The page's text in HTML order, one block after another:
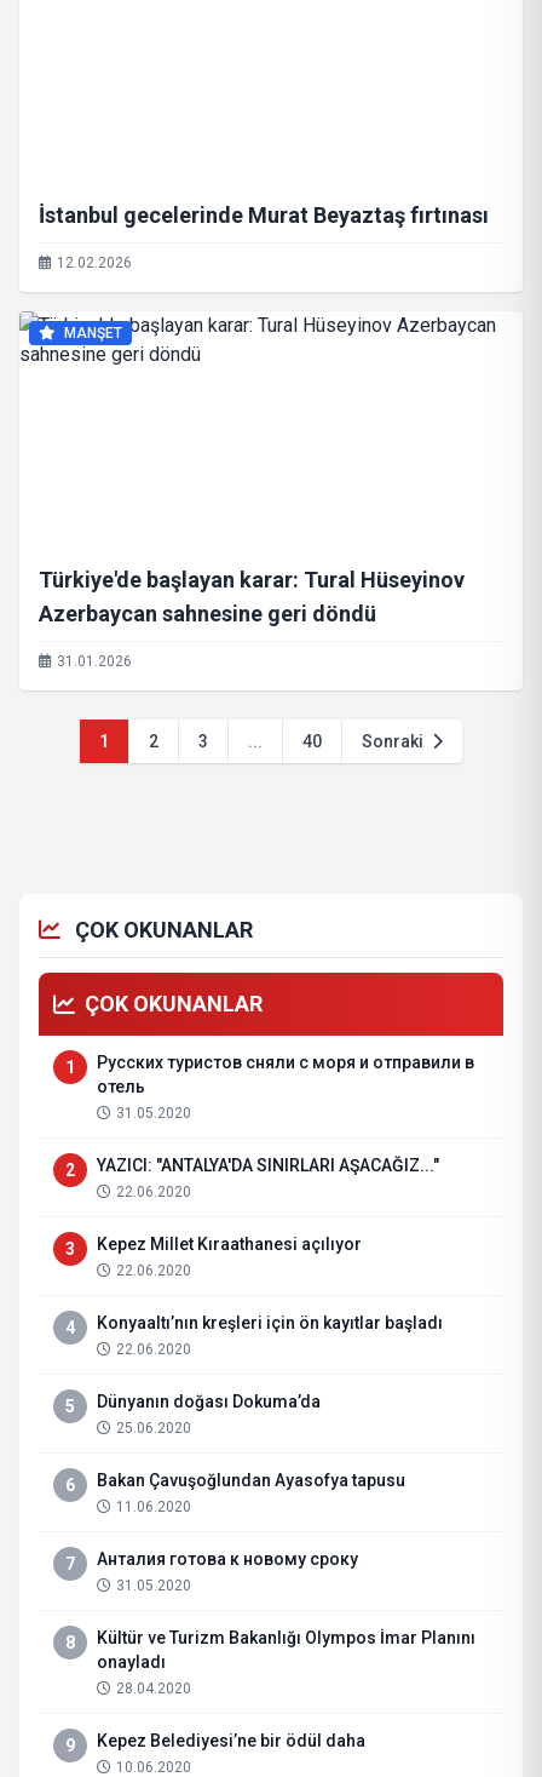
İstanbul gecelerinde Murat Beyaztaş fırtınası
12.02.2026
MANŞET
Türkiye'de başlayan karar: Tural Hüseyinov
Azerbaycan sahnesine geri döndü
31.01.2026
1 2 3 ... 40 Sonraki
ÇOK OKUNANLAR
ÇOK OKUNANLAR
1
Русских туристов сняли с моря и отправили в
отель
31.05.2020
2 YAZICI: "ANTALYA'DA SINIRLARI AŞACAĞIZ..."
22.06.2020
3 Kepez Millet Kıraathanesi açılıyor
22.06.2020
4 Konyaaltı’nın kreşleri için ön kayıtlar başladı
22.06.2020
5 Dünyanın doğası Dokuma’da
25.06.2020
6 Bakan Çavuşoğlundan Ayasofya tapusu
11.06.2020
7 Анталия готова к новому сроку
31.05.2020
8
Kültür ve Turizm Bakanlığı Olympos İmar Planını
onayladı
28.04.2020
9 Kepez Belediyesi’ne bir ödül daha
10.06.2020